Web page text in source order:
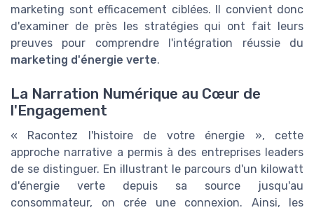
marketing sont efficacement ciblées. Il convient donc
d'examiner de près les stratégies qui ont fait leurs
preuves pour comprendre l'intégration réussie du
marketing d'énergie verte.
La Narration Numérique au Cœur de
l'Engagement
« Racontez l'histoire de votre énergie », cette
approche narrative a permis à des entreprises leaders
de se distinguer. En illustrant le parcours d'un kilowatt
d'énergie verte depuis sa source jusqu'au
consommateur, on crée une connexion. Ainsi, les